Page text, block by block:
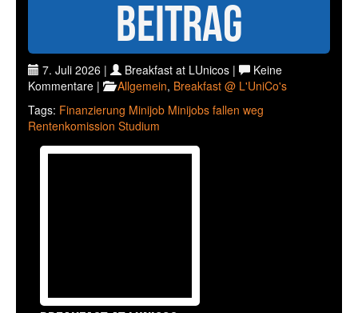
Beitrag
7. Juli 2026 | Breakfast at LUnicos |
Keine
Kommentare |
Allgemein, Breakfast @ L'UniCo's
Tags: Finanzierung Minijob Minijobs fallen weg
Rentenkomission Studium